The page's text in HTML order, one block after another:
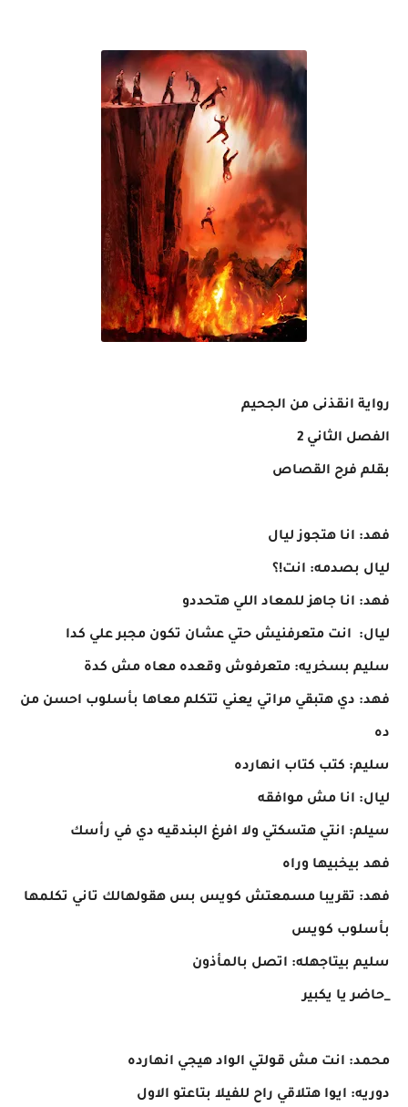
رواية انقذنى من الجحيم
الفصل الثاني 2
بقلم فرح القصاص
فهد: انا هتجوز ليال
ليال بصدمه: انت!؟
فهد: انا جاهز للمعاد اللي هتحددو
ليال: انت متعرفنيش حتي عشان تكون مجبر علي كدا
سليم بسخريه: متعرفوش وقعده معاه مش كدة
فهد: دي هتبقي مراتي يعني تتكلم معاها بأسلوب احسن من
ده
سليم: كتب كتاب انهارده
ليال: انا مش موافقه
سيلم: انتي هتسكتي ولا افرغ البندقيه دي في رأسك
فهد بيخبيها وراه
فهد: تقريبا مسمعتش كويس بس هقولهالك تاني تكلمها
بأسلوب كويس
سليم بيتاجهله: اتصل بالمأذون
_حاضر يا يكبير
محمد: انت مش قولتي الواد هيجي انهارده
دوريه: ايوا هتلاقي راح للفيلا بتاعتو الاول